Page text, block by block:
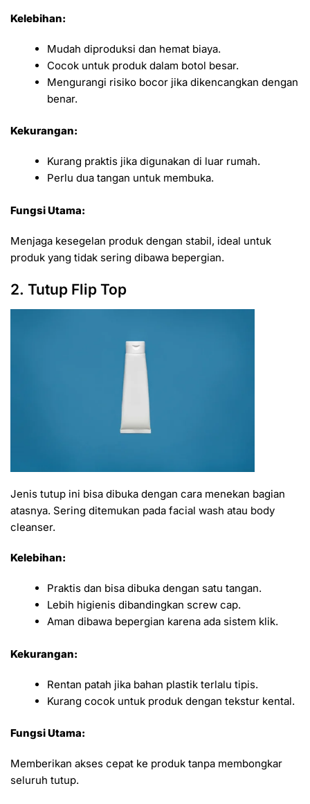
Kelebihan:
Mudah diproduksi dan hemat biaya.
Cocok untuk produk dalam botol besar.
Mengurangi risiko bocor jika dikencangkan dengan
benar.
Kekurangan:
Kurang praktis jika digunakan di luar rumah.
Perlu dua tangan untuk membuka.
Fungsi Utama:
Menjaga kesegelan produk dengan stabil, ideal untuk
produk yang tidak sering dibawa bepergian.
2. Tutup Flip Top
Jenis tutup ini bisa dibuka dengan cara menekan bagian
atasnya. Sering ditemukan pada facial wash atau body
cleanser.
Kelebihan:
Praktis dan bisa dibuka dengan satu tangan.
Lebih higienis dibandingkan screw cap.
Aman dibawa bepergian karena ada sistem klik.
Kekurangan:
Rentan patah jika bahan plastik terlalu tipis.
Kurang cocok untuk produk dengan tekstur kental.
Fungsi Utama:
Memberikan akses cepat ke produk tanpa membongkar
seluruh tutup.